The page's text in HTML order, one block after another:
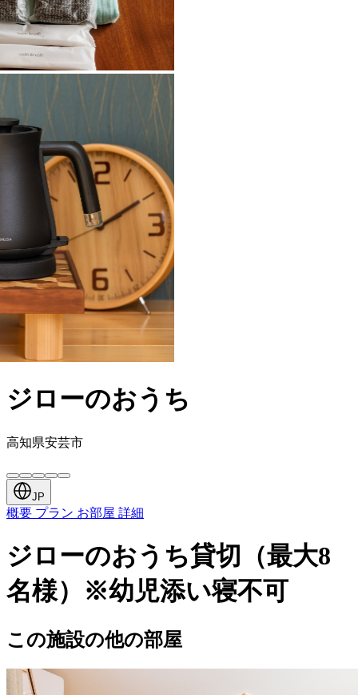
ジローのおうち
高知県安芸市
JP
概要 プラン お部屋 詳細
ジローのおうち貸切（最大8
名様）※幼児添い寝不可
この施設の他の部屋